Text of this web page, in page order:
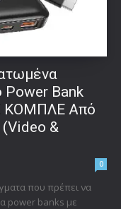
Power Bank
ΚΟΜΠΛΕ Από
&
0
που πρέπει να
power banks με